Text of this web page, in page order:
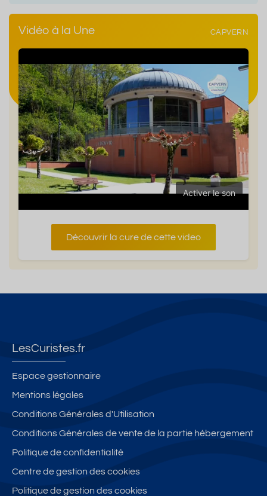
Vidéo à la Une CAPVERN
Activer le son
Découvrir la cure de cette video
LesCuristes.fr
Espace gestionnaire
Mentions légales
Conditions Générales d'Utilisation
Conditions Générales de vente de la partie hébergement
Politique de confidentialité
Centre de gestion des cookies
Politique de gestion des cookies